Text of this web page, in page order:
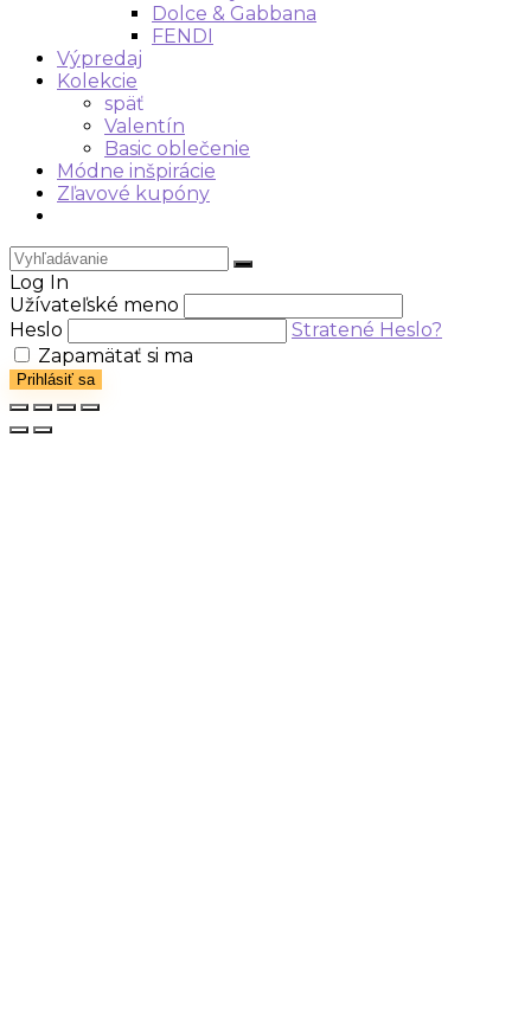
Dolce & Gabbana
FENDI
Výpredaj
Kolekcie
späť
Valentín
Basic oblečenie
Módne inšpirácie
Zľavové kupóny
Log In
Užívateľské meno
Heslo
Stratené Heslo?
Zapamätať si ma
Prihlásiť sa